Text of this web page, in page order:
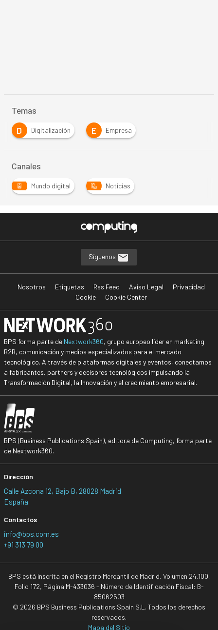
Temas
D
Digitalización E Empresa
Canales
Mundo digital Noticias
Síguenos
Nosotros Etiquetas Rss Feed Aviso Legal
Privacidad
Cookie
Cookie Center
BPS forma parte de Nextwork360, grupo europeo líder en marketing
B2B, comunicación y medios especializados para el mercado
tecnológico. A través de plataformas digitales y eventos, conectamos
a fabricantes, partners y decisores tecnológicos impulsando la
Transformación Digital, la Innovación y el crecimiento empresarial.
BPS (Business Publications Spain), editora de Computing, forma parte
de Nextwork360.
Dirección
Calle Azcona 12, Bajo B, 28028 Madrid
España
Contactos
info@bps.com.es
+91 313 79 00
BPS está inscrita en el Registro Mercantil de Madrid, Volumen 24.100,
Folio 172, Página M-433036 - Número de Identificación Fiscal: B-
85062503
© 2026 BPS Business Publications Spain S.L. Todos los derechos
reservados.
Mapa del Sitio